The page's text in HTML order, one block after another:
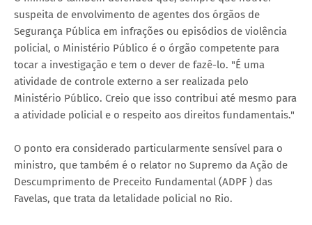
suspeita de envolvimento de agentes dos órgãos de
Segurança Pública em infrações ou episódios de violência
policial, o Ministério Público é o órgão competente para
tocar a investigação e tem o dever de fazê-lo. "É uma
atividade de controle externo a ser realizada pelo
Ministério Público. Creio que isso contribui até mesmo para
a atividade policial e o respeito aos direitos fundamentais."
O ponto era considerado particularmente sensível para o
ministro, que também é o relator no Supremo da Ação de
Descumprimento de Preceito Fundamental (ADPF ) das
Favelas, que trata da letalidade policial no Rio.